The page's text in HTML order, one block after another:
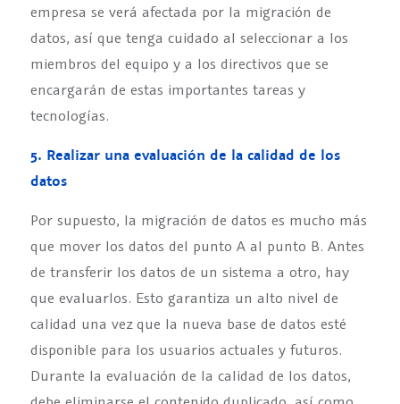
empresa se verá afectada por la migración de
datos, así que tenga cuidado al seleccionar a los
miembros del equipo y a los directivos que se
encargarán de estas importantes tareas y
tecnologías.
5. Realizar una evaluación de la calidad de los
datos
Por supuesto, la migración de datos es mucho más
que mover los datos del punto A al punto B. Antes
de transferir los datos de un sistema a otro, hay
que evaluarlos. Esto garantiza un alto nivel de
calidad una vez que la nueva base de datos esté
disponible para los usuarios actuales y futuros.
Durante la evaluación de la calidad de los datos,